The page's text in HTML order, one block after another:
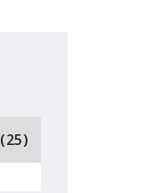
(25)